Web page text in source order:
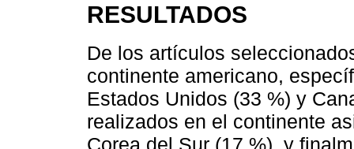
RESULTADOS
De los artículos
continente americano,
Estados Unidos (33 %) y
realizados en el continente
Corea del Sur (17 %), y